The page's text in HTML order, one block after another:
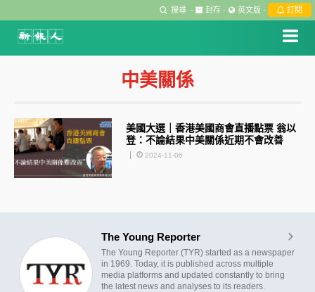
搜尋 · 封存 · 英文版 · 訂閱
中美關係
美國大選｜香港美國商會直播點票 翁以
登：不論結果中美關係近期不會改善
2024-11-06
The Young Reporter
The Young Reporter (TYR) started as a newspaper
in 1969. Today, it is published across multiple
media platforms and updated constantly to bring
the latest news and analyses to its readers.